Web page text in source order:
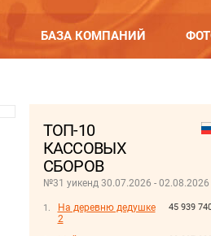
БАЗА КОМПАНИЙ
ТОП-10
КАССОВЫХ
СБОРОВ
№31 уикенд 30.07.2026 - 02.08.2026
45 939
На деревню дедушке
2